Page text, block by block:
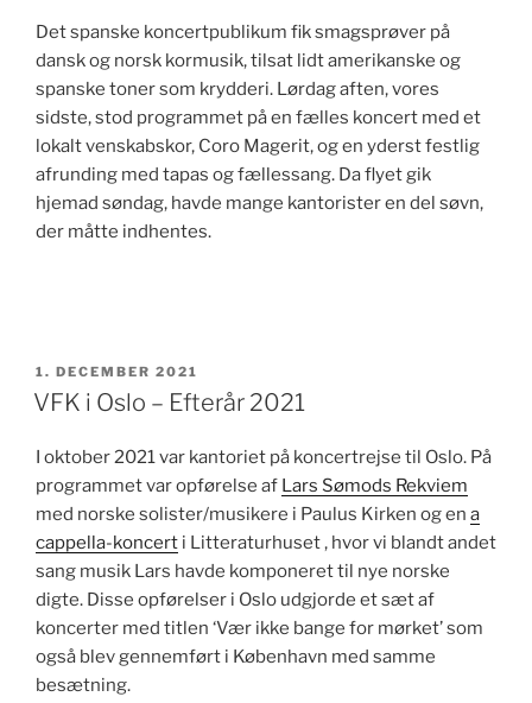
Det spanske koncertpublikum fik smagsprøver på
dansk og norsk kormusik, tilsat lidt amerikanske og
spanske toner som krydderi. Lørdag aften, vores
sidste, stod programmet på en fælles koncert med et
lokalt venskabskor, Coro Magerit, og en yderst festlig
afrunding med tapas og fællessang. Da flyet gik
hjemad søndag, havde mange kantorister en del søvn,
der måtte indhentes.
UDGIVET
DEN
1. DECEMBER 2021
VFK i Oslo – Efterår 2021
I oktober 2021 var kantoriet på koncertrejse til Oslo. På
programmet var opførelse af Lars Sømods Rekviem
med norske solister/musikere i Paulus Kirken og en a
cappella-koncert i Litteraturhuset , hvor vi blandt andet
sang musik Lars havde komponeret til nye norske
digte. Disse opførelser i Oslo udgjorde et sæt af
koncerter med titlen ‘Vær ikke bange for mørket’ som
også blev gennemført i København med samme
besætning.